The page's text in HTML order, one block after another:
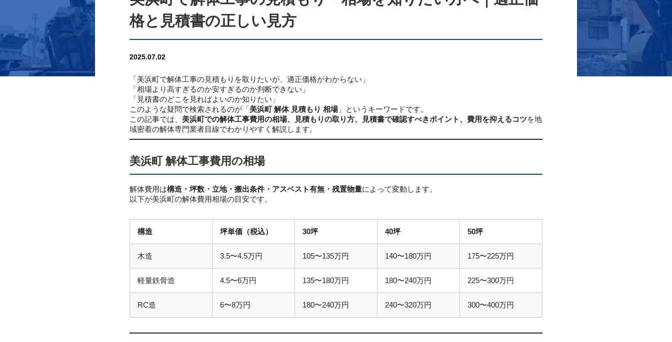
格と見積書の正しい見方
2025.07.02
「美浜町で解体工事の見積もりを取りたいが、適正価格がわからない」
「相場より高すぎるのか安すぎるのか判断できない」
「見積書のどこを見ればよいのか知りたい」
このような疑問で検索されるのが「 美浜町 解体 見積もり 相場」というキーワードです。
この記事では、 美浜町での解体工事費用の相場、見積もりの取り方、見積書で確認すべきポイント、費用を抑えるコツを地
域密着の解体専門業者目線でわかりやすく解説します。
美浜町 解体工事費用の相場
解体費用は構造・坪数・立地・搬出条件・アスベスト有無・残置物量によって変動します。
以下が美浜町の解体費用相場の目安です。
構造 坪単価（税込） 30坪 40坪 50坪
木造 3.5〜4.5万円 105〜135万円 140〜180万円 175〜225万円
軽量鉄骨造 4.5〜6万円 135〜180万円 180〜240万円 225〜300万円
RC造 6〜8万円 180〜240万円 240〜320万円 300〜400万円